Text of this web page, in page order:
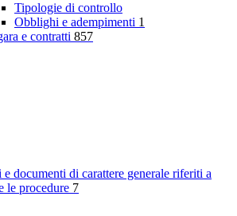
Tipologie di controllo
Obblighi e adempimenti 1
e contratti 857
e documenti di carattere generale riferiti a
le procedure 7